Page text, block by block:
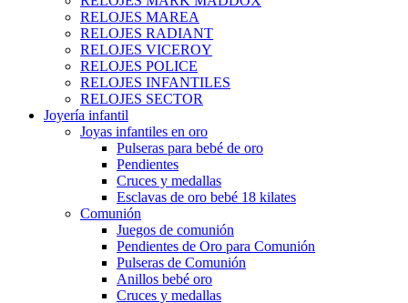
RELOJES MAREA
RELOJES RADIANT
RELOJES VICEROY
RELOJES POLICE
RELOJES INFANTILES
RELOJES SECTOR
Joyería infantil
Joyas infantiles en oro
Pulseras para bebé de oro
Pendientes
Cruces y medallas
Esclavas de oro bebé 18 kilates
Comunión
Juegos de comunión
Pendientes de Oro para Comunión
Pulseras de Comunión
Anillos bebé oro
Cruces y medallas